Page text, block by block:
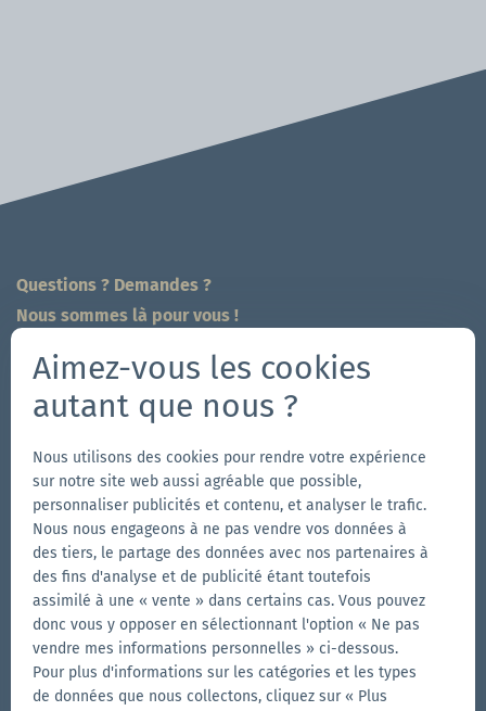
Questions ? Demandes ?
Nous sommes là pour vous !
fr@zingerle.group-ch@zingerle.group
Aller
page
Facebook
Aller
à
la
page
Instagram
Suivez-
nous
sur
YouTube
Aller
à
la
page
LinkedIn
Autres marques de Zingerle Group
Aller
au
site
web
d'Ecotent
Aller
au
site
web
d'Aerise
Aller
au
site
Aimez-vous les cookies
autant que nous ?
Nous utilisons des cookies pour rendre votre expérience
sur notre site web aussi agréable que possible,
personnaliser publicités et contenu, et analyser le trafic.
Nous nous engageons à ne pas vendre vos données à
des tiers, le partage des données avec nos partenaires à
des fins d'analyse et de publicité étant toutefois
assimilé à une « vente » dans certains cas. Vous pouvez
donc vous y opposer en sélectionnant l'option « Ne pas
vendre mes informations personnelles » ci-dessous.
Pour plus d'informations sur les catégories et les types
de données que nous collectons, cliquez sur « Plus